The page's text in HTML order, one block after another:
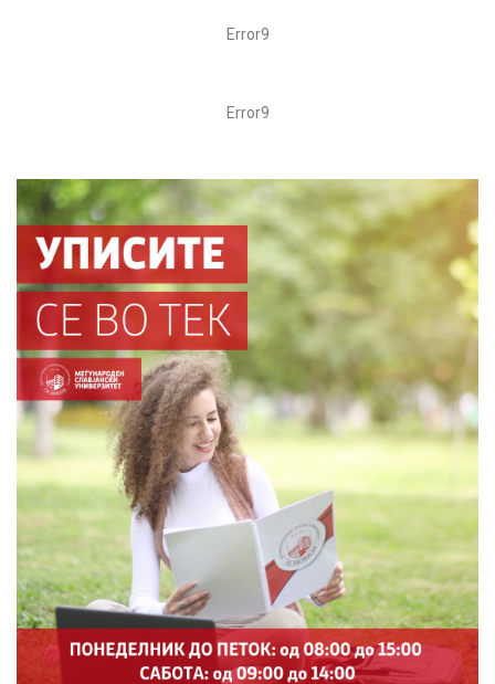
Error9
Error9